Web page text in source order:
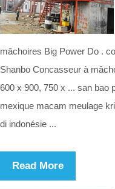
mâchoires Big Power Do .
Shanbo Concasseur à
600 x 900, 750 x ... san bao
mexique macam meulage
di indonésie ...
Read More